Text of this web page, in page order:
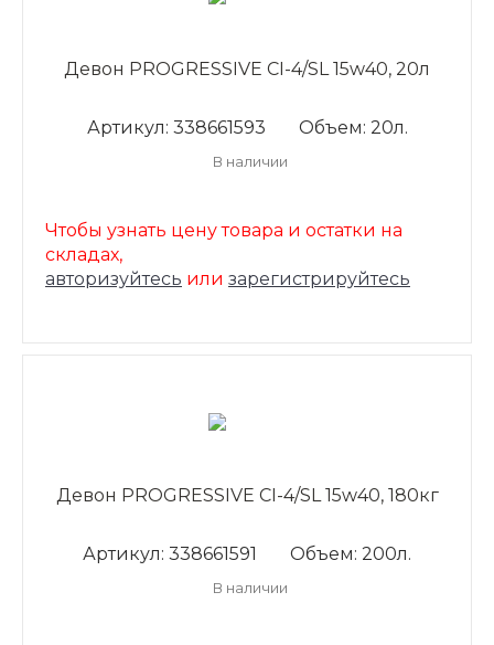
Девон PROGRESSIVE CI-4/SL 15w40, 20л
Артикул: 338661593 Объем: 20л.
В наличии
Чтобы узнать цену товара и остатки на
складах,
авторизуйтесь или зарегистрируйтесь
Девон PROGRESSIVE CI-4/SL 15w40, 180кг
Артикул: 338661591 Объем: 200л.
В наличии